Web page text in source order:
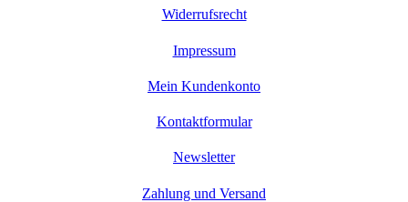
Widerrufsrecht
Impressum
Mein Kundenkonto
Kontaktformular
Newsletter
Zahlung und Versand